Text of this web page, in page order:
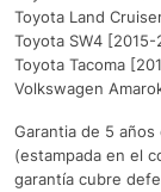
Toyota Land
Toyota SW4 [2015-
Toyota Tacoma
Volkswagen
Garantia de 5
(estampada en el
garantía cubre